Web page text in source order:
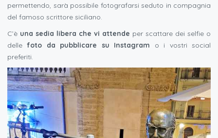
permettendo, sarà possibile fotografarsi seduto in compagnia
del famoso scrittore siciliano.
C’è una sedia libera che vi attende per scattare dei selfie o
dellefoto da pubblicare su Instagram o i vostri social
preferiti.